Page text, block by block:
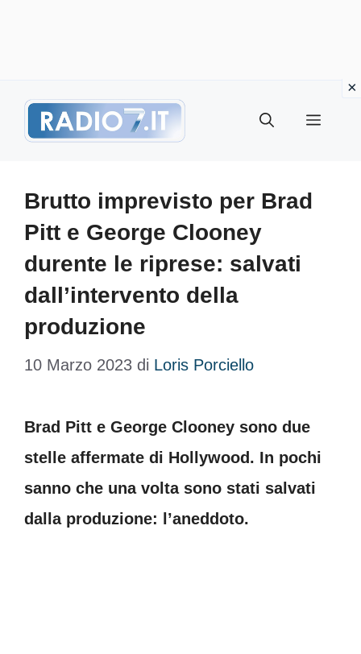
Menu
Brutto imprevisto per Brad
Pitt e George Clooney
durente le riprese: salvati
dall’intervento della
produzione
10 Marzo 2023 di Loris Porciello
Brad Pitt e George Clooney sono due
stelle affermate di Hollywood. In pochi
sanno che una volta sono stati salvati
dalla produzione: l’aneddoto.